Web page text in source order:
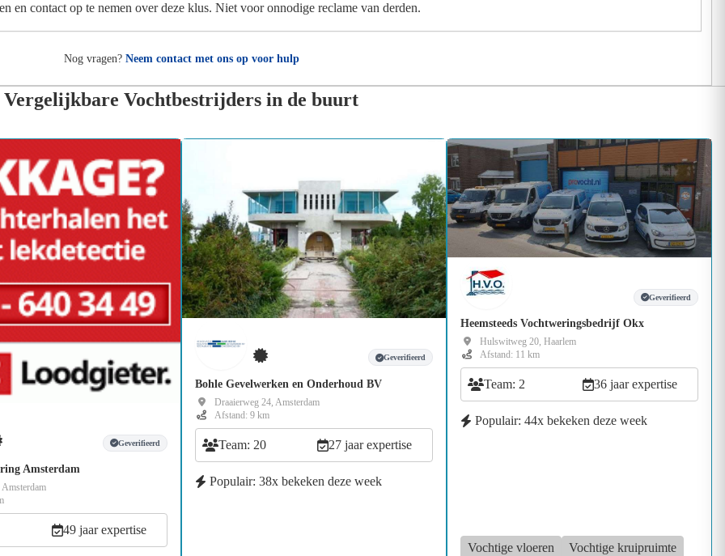
en contact op te nemen over deze klus. Niet voor onnodige reclame van derden.
Nog vragen? Neem contact met ons op voor hulp
Vergelijkbare Vochtbestrijders in de buurt
Geverifieerd
Amsterdam
49 jaar expertise
Geverifieerd
Bohle Gevelwerken en Onderhoud BV
Draaierweg 24, Amsterdam
Afstand: 9 km
Team: 20 27 jaar expertise
Populair: 38x bekeken deze week
Geverifieerd
Heemsteeds Vochtweringsbedrijf Okx
Hulswitweg 20, Haarlem
Afstand: 11 km
Team: 2 36 jaar expertise
Populair: 44x bekeken deze week
Vochtige vloeren Vochtige kruipruimte